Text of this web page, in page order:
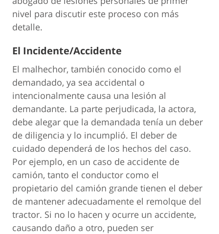
nivel para discutir este proceso con más
detalle.
El Incidente/Accidente
El malhechor, también conocido como el
demandado, ya sea accidental o
intencionalmente causa una lesión al
demandante. La parte perjudicada, la actora,
debe alegar que la demandada tenía un deber
de diligencia y lo incumplió. El deber de
cuidado dependerá de los hechos del caso.
Por ejemplo, en un caso de accidente de
camión, tanto el conductor como el
propietario del camión grande tienen el deber
de mantener adecuadamente el remolque del
tractor. Si no lo hacen y ocurre un accidente,
causando daño a otro, pueden ser